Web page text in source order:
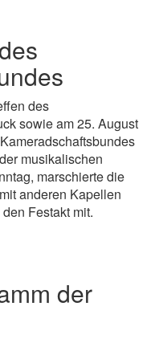
des
sowie am 25. August
musikalischen
marschierte die
anderen Kapellen
Festakt mit.
der